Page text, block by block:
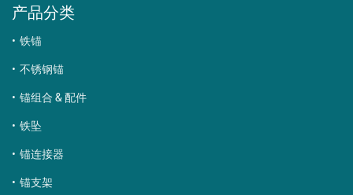
产品分类
铁锚
不锈钢锚
锚组合 & 配件
铁坠
锚连接器
锚支架